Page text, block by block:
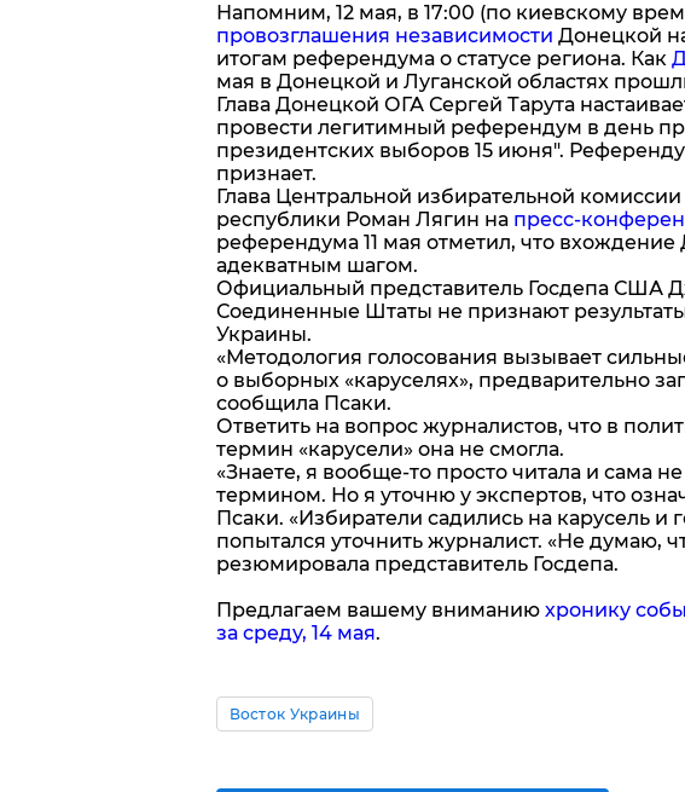
Напомним, 12 мая, в 17:00 (по киевскому
провозглашения независимости Донецкой
итогам референдума о статусе региона. Как
мая в Донецкой и Луганской областях
Глава Донецкой ОГА Сергей Тарута
провести легитимный референдум в день
президентских выборов 15 июня".
признает.
Глава Центральной избирательной
республики Роман Лягин на пресс-
референдума 11 мая отметил, что вхождение
адекватным шагом.
Официальный представитель Госдепа США
Соединенные Штаты не признают
Украины.
«Методология голосования вызывает
о выборных «каруселях», предварительно
сообщила Псаки.
Ответить на вопрос журналистов, что в
термин «карусели» она не смогла.
«Знаете, я вообще-то просто читала и сама
термином. Но я уточню у экспертов, что
Псаки. «Избиратели садились на карусель и
попытался уточнить журналист. «Не думаю,
резюмировала представитель Госдепа.
Предлагаем вашему вниманию хронику
за среду, 14 мая.
Восток Украины